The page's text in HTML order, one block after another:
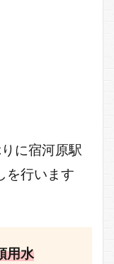
に宿河原駅
を行います
用水